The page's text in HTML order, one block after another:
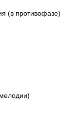
(в противофазе)